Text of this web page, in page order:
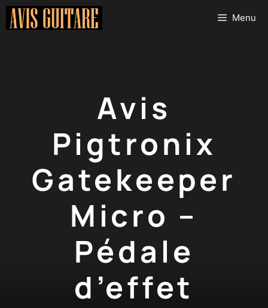
Aller
Menu
Avis
Pigtronix
Gatekeeper
Micro –
Pédale
d’effet